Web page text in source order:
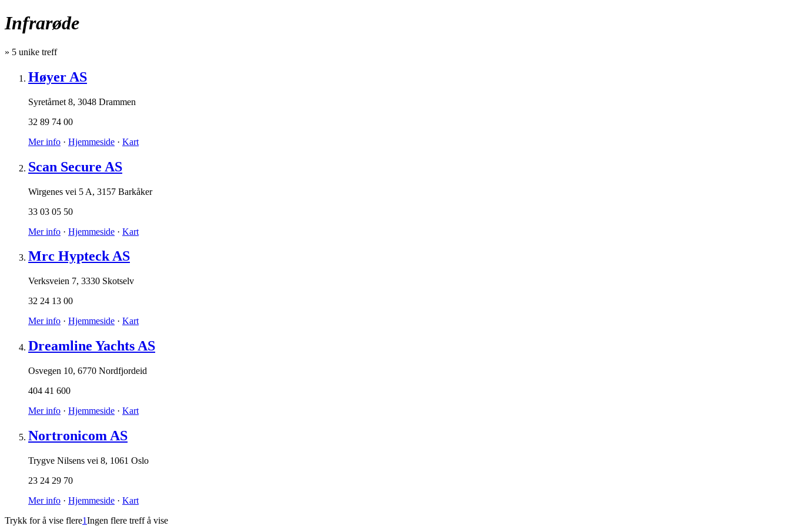
Infrarøde
» 5 unike treff
Høyer AS
Syretårnet 8, 3048 Drammen
32 89 74 00
Mer info · Hjemmeside · Kart
Scan Secure AS
Wirgenes vei 5 A, 3157 Barkåker
33 03 05 50
Mer info · Hjemmeside · Kart
Mrc Hypteck AS
Verksveien 7, 3330 Skotselv
32 24 13 00
Mer info · Hjemmeside · Kart
Dreamline Yachts AS
Osvegen 10, 6770 Nordfjordeid
404 41 600
Mer info · Hjemmeside · Kart
Nortronicom AS
Trygve Nilsens vei 8, 1061 Oslo
23 24 29 70
Mer info · Hjemmeside · Kart
Trykk for å vise flere1Ingen flere treff å vise